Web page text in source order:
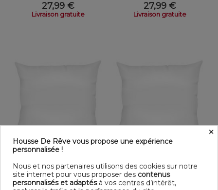
27,99 €
Livraison gratuite
27,99 €
Livraison gratuite
Rupture de stock
60x60 fabrication Française
27,99 €
Livraison gratuite
fabrication Française
27,99 €
Livraison gratuite
×
Housse De Rêve vous propose une expérience
personnalisée !
Nous et nos partenaires utilisons des cookies sur notre
site internet pour vous proposer des contenus
personnalisés et adaptésà vos centres d’intérêt,